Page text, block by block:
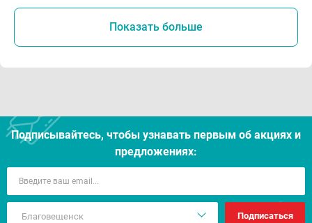
Показать больше
Подписывайтесь, чтобы узнавать первым об акцияx и
предложениях:
Подписаться